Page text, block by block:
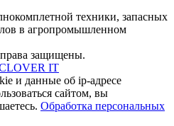
техники, запасных
в агропромышленном
защищены.
IT
и данные об ip-адресе
сайтом, вы
Обработка персональных